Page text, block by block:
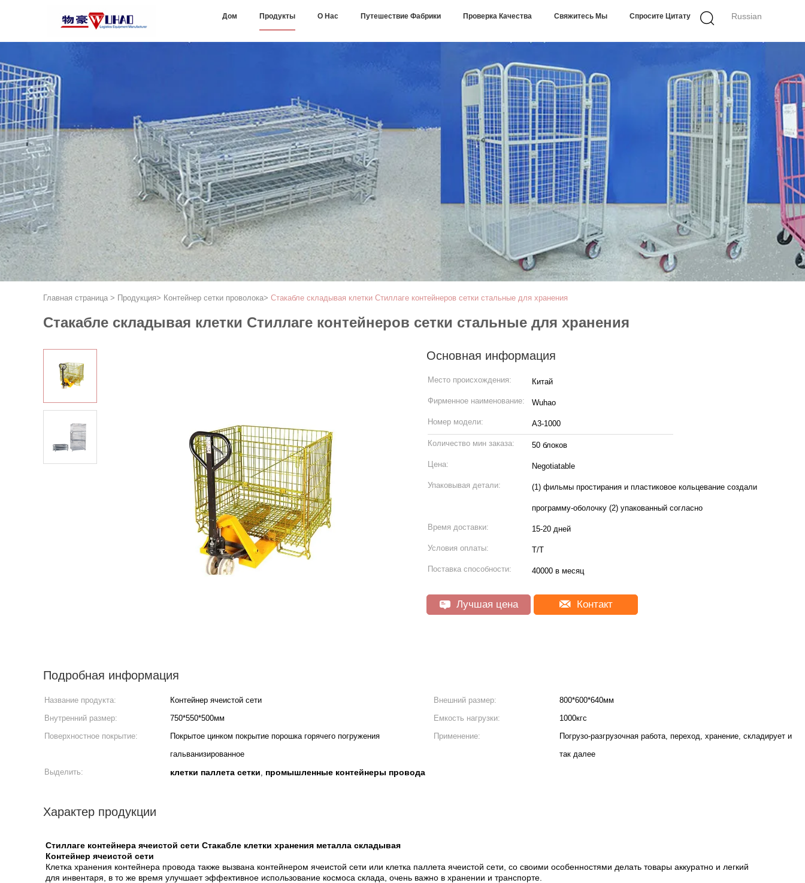
Russian
Дом Продукты О Нас Путешествие Фабрики Проверка Качества Свяжитесь Мы Спросите Цитату
Главная страница > Продукция> Контейнер сетки проволока> Стакабле складывая клетки Стиллаге контейнеров сетки стальные для хранения
Стакабле складывая клетки Стиллаге контейнеров сетки стальные для хранения
Основная информация
Место происхождения: Китай
Фирменное наименование: Wuhao
Номер модели: А3-1000
Количество мин заказа: 50 блоков
Цена: Negotiatable
Упаковывая детали: (1) фильмы простирания и пластиковое кольцевание создали
программу-оболочку (2) упакованный согласно
Время доставки: 15-20 дней
Условия оплаты: T/T
Поставка способности: 40000 в месяц
Лучшая цена Контакт
Подробная информация
Название продукта: Контейнер ячеистой сети Внешний размер:
800*600*640мм
Внутренний размер:
750*550*500мм Емкость нагрузки:
1000кгс
Поверхностное покрытие:
Покрытое цинком покрытие порошка горячего погружения
гальванизированное
Применение:
Погрузо-разгрузочная работа, переход, хранение, складирует и
так далее
Выделить:
клетки паллета сетки, промышленные контейнеры провода
Характер продукции
Стиллаге контейнера ячеистой сети Стакабле клетки хранения металла складывая
Контейнер ячеистой сети
Клетка хранения контейнера провода также вызвана контейнером ячеистой сети или клетка паллета ячеистой сети, со своими особенностями делать товары аккуратно и легкий
для инвентаря, в то же время улучшает эффективное использование космоса склада, очень важно в хранении и транспорте.